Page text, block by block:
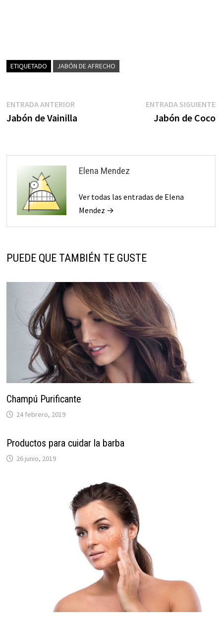
ETIQUETADO JABÓN DE AFRECHO
Navegación
de
ENTRADA ANTERIOREntrada
anterior:
Jabón de Vainilla
ENTRADA SIGUIENTE
Jabón de Coco
Elena Mendez
Ver todas las entradas de Elena
Mendez →
PUEDE QUE TAMBIÉN TE GUSTE
Champú Purificante
24 febrero, 2019
Productos para cuidar la barba
26 junio, 2019